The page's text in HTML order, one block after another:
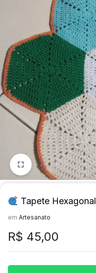
quem
mais
precisa!
precisa!
Tapete Hexagonal
em Artesanato
R$ 45,00